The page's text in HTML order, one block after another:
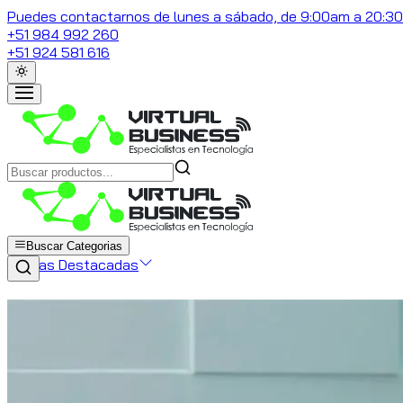
Puedes contactarnos de lunes a sábado, de 9:00am a
+51 984 992 260
+51 924 581 616
Buscar Categorias
Marcas Destacadas